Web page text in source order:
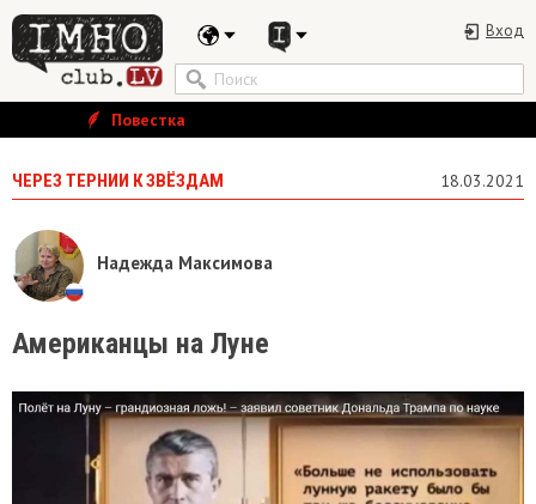
Вход
Повестка
ЧЕРЕЗ ТЕРНИИ К ЗВЁЗДАМ 18.03.2021
Надежда Максимова
Американцы на Луне